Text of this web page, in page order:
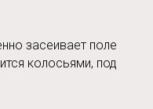
засеивает поле
колосьями, под